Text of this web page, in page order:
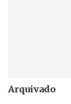
Arquivado